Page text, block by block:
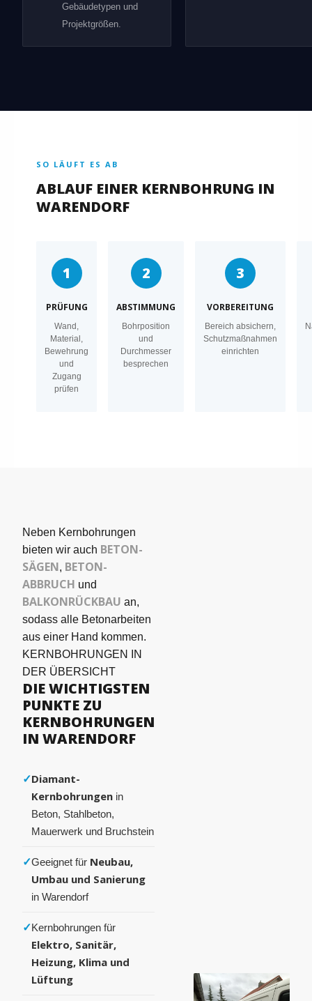
Gebäudetypen und
Projektgrößen.
SO LÄUFT ES AB
ABLAUF EINER KERNBOHRUNG IN
WARENDORF
1
PRÜFUNG
Wand,
Material,
Bewehrung
und
Zugang
prüfen
2
ABSTIMMUNG
Bohrposition
und
Durchmesser
besprechen
3
VORBEREITUNG
Bereich absichern,
Schutzmaßnahmen
einrichten
Neben Kernbohrungen
bieten wir auch BETON­
SÄGEN, BETON-
ABBRUCH und
BALKONRÜCKBAU an,
sodass alle Betonarbeiten
aus einer Hand kommen.
KERNBOHRUNGEN IN
DER ÜBERSICHT
DIE WICHTIGSTEN
PUNKTE ZU
KERNBOHRUNGEN
IN WARENDORF
✓Diamant-
Kernbohrungen in
Beton, Stahlbeton,
Mauerwerk und Bruchstein
✓Geeignet für Neubau,
Umbau und Sanierung
in Warendorf
✓Kernbohrungen für
Elektro, Sanitär,
Heizung, Klima und
Lüftung